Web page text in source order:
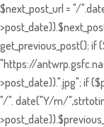
$next_post_url = "/
get_previous_post(); if
"https://
>post_date)).".jpg"; if
"/". date("Y/m/